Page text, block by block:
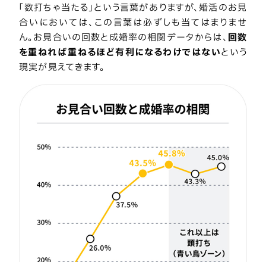
「数打ちゃ当たる」という言葉がありますが、婚活のお見
合いにおいては、この言葉は必ずしも当てはまりませ
ん。お見合いの回数と成婚率の相関データからは、 回数
を重ねれば重ねるほど有利になるわけではないという
現実が見えてきます。